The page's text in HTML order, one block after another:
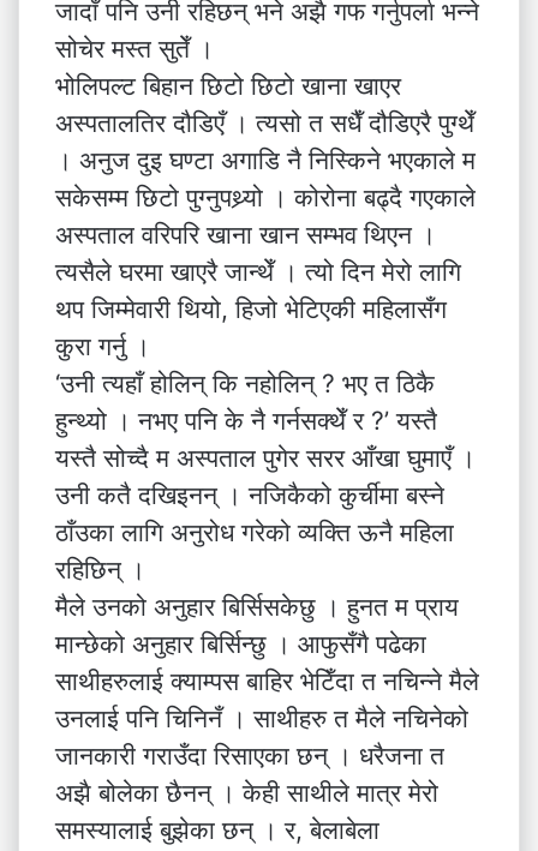
जादाँ पनि उनी रहिछन् भने अझै गफ गर्नुपर्ला भन्ने
सोचेर मस्त सुतेँ ।
भोलिपल्ट बिहान छिटो छिटो खाना खाएर
अस्पतालतिर दौडिएँ । त्यसो त सधैँ दौडिएरै पुग्थेँ
। अनुज दुइ घण्टा अगाडि नै निस्किने भएकाले म
सकेसम्म छिटो पुग्नुपथ्र्यो । कोरोना बढ्दै गएकाले
अस्पताल वरिपरि खाना खान सम्भव थिएन ।
त्यसैले घरमा खाएरै जान्थेँ । त्यो दिन मेरो लागि
थप जिम्मेवारी थियो, हिजो भेटिएकी महिलासँग
कुरा गर्नु ।
‘उनी त्यहाँ होलिन् कि नहोलिन् ? भए त ठिकै
हुन्थ्यो । नभए पनि के नै गर्नसक्थेँ र ?’ यस्तै
यस्तै सोच्दै म अस्पताल पुगेर सरर आँखा घुमाएँ ।
उनी कतै दखिइनन् । नजिकैको कुर्चीमा बस्ने
ठाँउका लागि अनुरोध गरेको व्यक्ति ऊनै महिला
रहिछिन् ।
मैले उनको अनुहार बिर्सिसकेछु । हुनत म प्राय
मान्छेको अनुहार बिर्सिन्छु । आफुसँगै पढेका
साथीहरुलाई क्याम्पस बाहिर भेटिँदा त नचिन्ने मैले
उनलाई पनि चिनिनँ । साथीहरु त मैले नचिनेको
जानकारी गराउँदा रिसाएका छन् । धरैजना त
अझै बोलेका छैनन् । केही साथीले मात्र मेरो
समस्यालाई बुझेका छन् । र, बेलाबेला